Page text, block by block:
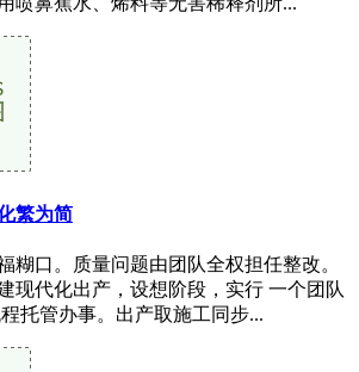
繁为简
糊口。质量问题由团队全权担任整改。
现代化出产，设想阶段，实行 一个团队
托管办事。出产取施工同步...